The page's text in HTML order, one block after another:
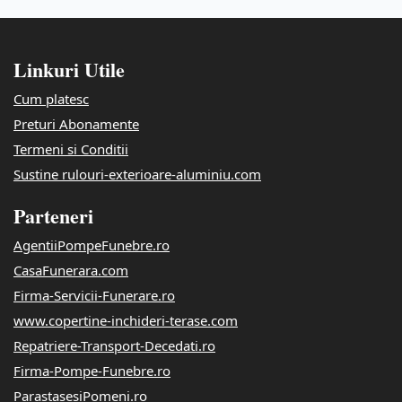
Linkuri Utile
Cum platesc
Preturi Abonamente
Termeni si Conditii
Sustine rulouri-exterioare-aluminiu.com
Parteneri
AgentiiPompeFunebre.ro
CasaFunerara.com
Firma-Servicii-Funerare.ro
www.copertine-inchideri-terase.com
Repatriere-Transport-Decedati.ro
Firma-Pompe-Funebre.ro
ParastasesiPomeni.ro